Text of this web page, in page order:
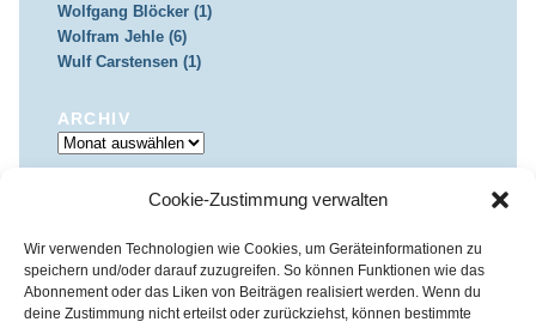
Cookie-Zustimmung verwalten
Wir verwenden Technologien wie Cookies, um Geräteinformationen zu
speichern und/oder darauf zuzugreifen. So können Funktionen wie das
Abonnement oder das Liken von Beiträgen realisiert werden. Wenn du
deine Zustimmung nicht erteilst oder zurückziehst, können bestimmte
Wolfgang Blöcker (1)
Wolfram Jehle (6)
Wulf Carstensen (1)
ARCHIV
Archiv
IMPRESSUM & DATENSCHUTZ
Datenschutz